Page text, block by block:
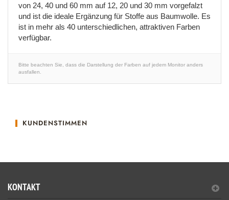
von 24, 40 und 60 mm auf 12, 20 und 30 mm vorgefalzt
und ist die ideale Ergänzung für Stoffe aus Baumwolle. Es
ist in mehr als 40 unterschiedlichen, attraktiven Farben
verfügbar.
Bitte beachten Sie, dass die Darstellung der Farben auf jedem Monitor anders
ausfallen.
KUNDENSTIMMEN
KONTAKT